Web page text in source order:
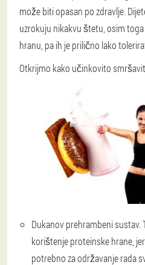
može biti opasan po zdravlje.
uzrokuju nikakvu štetu, osim
hranu, pa ih je prilično lako
Otkrijmo kako učinkovito
Dukanov prehrambeni sustav.
korištenje proteinske hrane,
potrebno za održavanje rada